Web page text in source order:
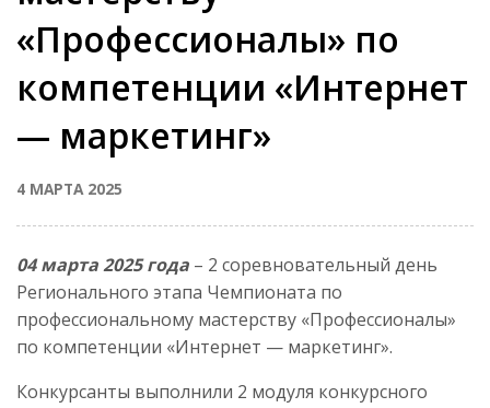
«Профессионалы» по
компетенции «Интернет
— маркетинг»
4 МАРТА 2025
04 марта 2025 года – 2 соревновательный день
Регионального этапа Чемпионата по
профессиональному мастерству «Профессионалы»
по компетенции «Интернет — маркетинг».
Конкурсанты выполнили 2 модуля конкурсного